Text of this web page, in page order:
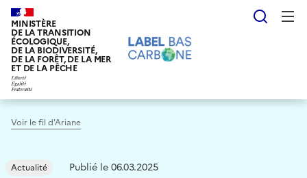
Aller
au
contenu
principal
MINISTÈRE
DE LA TRANSITION
ÉCOLOGIQUE,
DE LA BIODIVERSITÉ,
DE LA FORÊT, DE LA MER
ET DE LA PÊCHE
Voir le fil d'Ariane
Actualité
Publié le 06.03.2025